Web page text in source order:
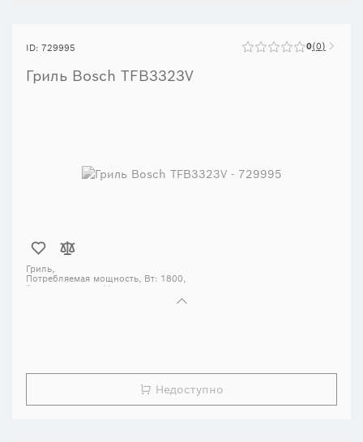
ID: 729995 0 0
Гриль Bosch TFB3323V
Гриль,
Потребляемая мощность, Вт: 1800,
Тип управления: Механическое,
Недоступно